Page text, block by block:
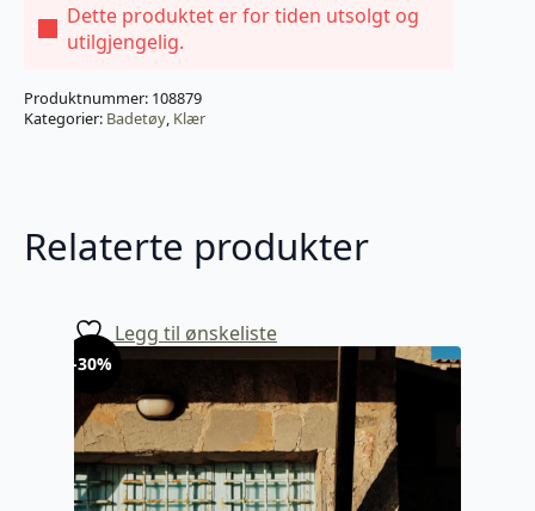
Dette produktet er for tiden utsolgt og
utilgjengelig.
Produktnummer: 108879
Kategorier: Badetøy, Klær
Relaterte produkter
Legg til ønskeliste
-30%